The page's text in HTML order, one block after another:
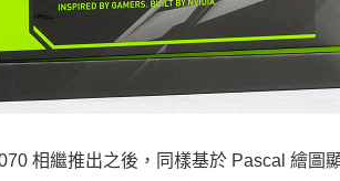
相繼推出之後，同樣基於 Pascal 繪圖